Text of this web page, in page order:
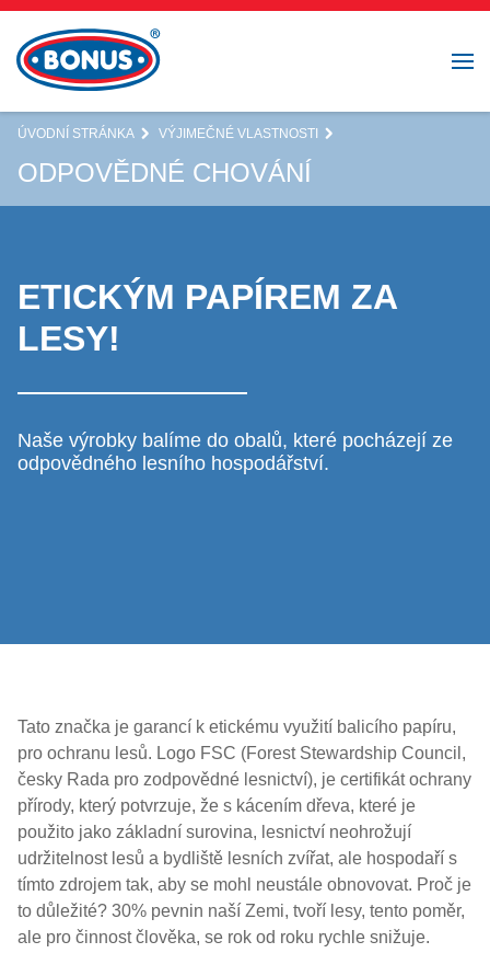
ÚVODNÍ STRÁNKA VÝJIMEČNÉ VLASTNOSTI
ODPOVĚDNÉ CHOVÁNÍ
ETICKÝM PAPÍREM ZA
LESY!
Naše výrobky balíme do obalů, které pocházejí ze
odpovědného lesního hospodářství.
Tato značka je garancí k etickému využití balicího papíru,
pro ochranu lesů. Logo FSC (Forest Stewardship Council,
česky Rada pro zodpovědné lesnictví), je certifikát ochrany
přírody, který potvrzuje, že s kácením dřeva, které je
použito jako základní surovina, lesnictví neohrožují
udržitelnost lesů a bydliště lesních zvířat, ale hospodaří s
tímto zdrojem tak, aby se mohl neustále obnovovat. Proč je
to důležité? 30% pevnin naší Zemi, tvoří lesy, tento poměr,
ale pro činnost člověka, se rok od roku rychle snižuje.